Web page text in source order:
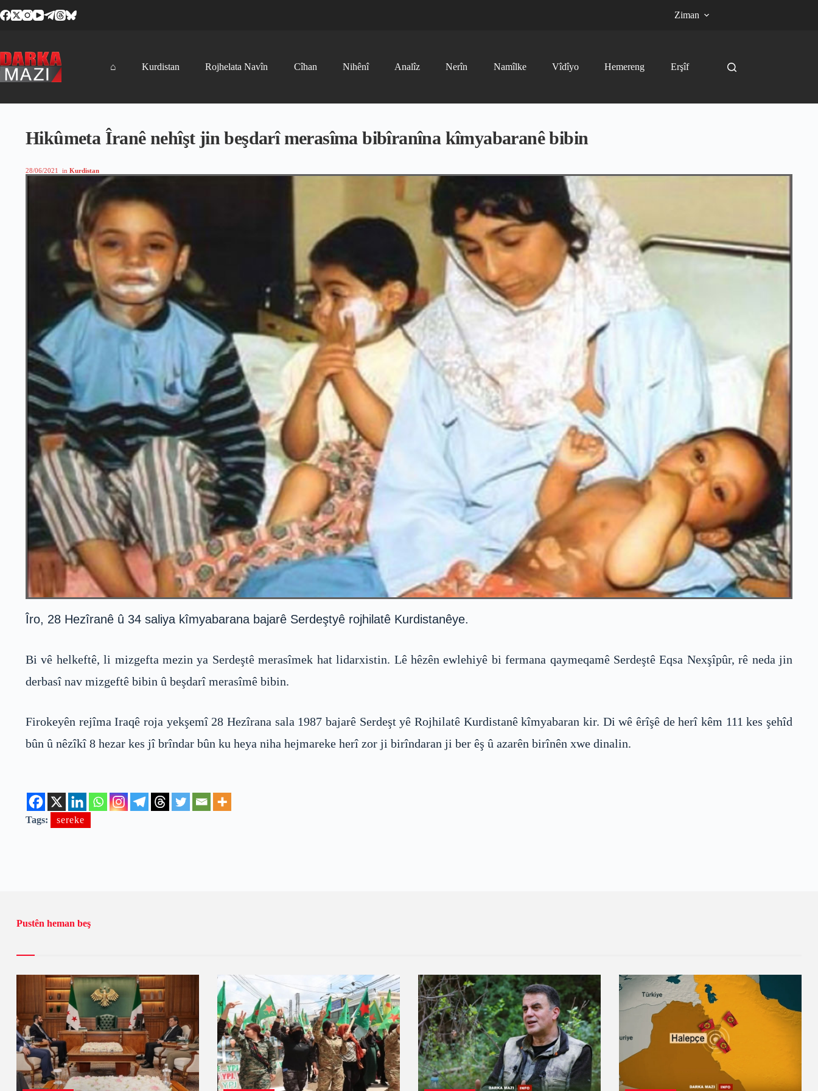
to
Ziman
⌂ Kurdistan Rojhelata Navîn Cîhan Nihênî Analîz Nerîn Namîlke Vîdîyo Hemereng Erşîf
Hikûmeta Îranê nehîşt jin beşdarî merasîma bibîranîna kîmyabaranê bibin
28/06/2021 in Kurdistan
Îro, 28 Hezîranê û 34 saliya kîmyabarana bajarê Serdeştyê rojhilatê Kurdistanêye.
Bi vê helkeftê, li mizgefta mezin ya Serdeştê merasîmek hat lidarxistin. Lê hêzên ewlehiyê bi fermana qaymeqamê Serdeştê Eqsa Nexşîpûr, rê neda jin
derbasî nav mizgeftê bibin û beşdarî merasîmê bibin.
Firokeyên rejîma Iraqê roja yekşemî 28 Hezîrana sala 1987 bajarê Serdeşt yê Rojhilatê Kurdistanê kîmyabaran kir. Di wê êrîşê de herî kêm 111 kes şehîd
bûn û nêzîkî 8 hezar kes jî brîndar bûn ku heya niha hejmareke herî zor ji birîndaran ji ber êş û azarên birînên xwe dinalin.
Tags: sereke
Pustên heman beş